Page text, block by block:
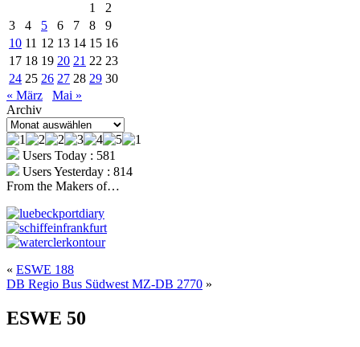
1
2
3
4 5 6 7 8
9
10 11 12 13 14 15 16
17 18 19 20 21 22 23
24 25 26 27 28 29 30
« März
Mai »
Archiv
Archiv
Users Today : 581
Users Yesterday : 814
From the Makers of…
« ESWE 188
DB Regio Bus Südwest MZ-DB 2770 »
ESWE 50